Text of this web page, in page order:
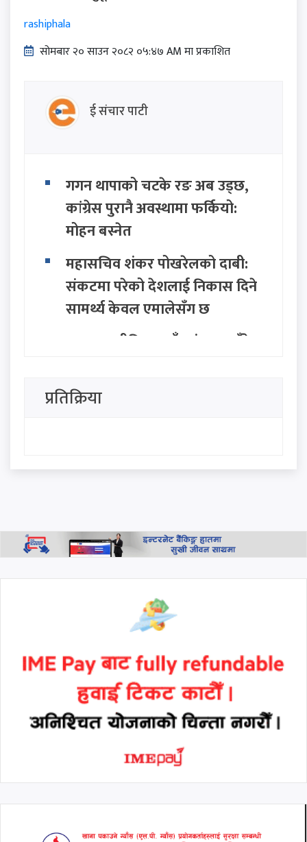
rashiphala
सोमबार २० साउन २०८२ ०५:४७ AM मा प्रकाशित
ई संचार पाटी
गगन थापाको चटके रङ अब उड्छ,
कांग्रेस पुरानै अवस्थामा फर्कियो:
मोहन बस्नेत
महासचिव शंकर पोखरेलको दाबी:
संकटमा परेको देशलाई निकास दिने
सामर्थ्य केवल एमालेसँग छ
सत्ता राजनीतिमा नयाँ तरंग: २८ बुँदे
दलद्वारा मोर्चा घोषणा
"जनताको धैर्य टुटेको दिन यी ठाउँ
भन्ने स्टाटस पछि मनिष झाको
प्रतिक्रिया